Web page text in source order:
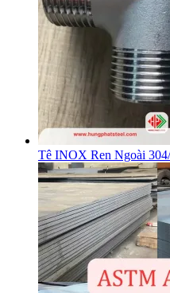
Tê INOX Ren Ngoài